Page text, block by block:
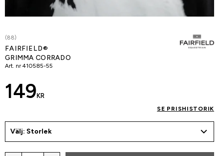
(88)
FAIRFIELD®
GRIMMA CORRADO
Art. nr 410585-55
149 KR
SE PRISHISTORIK
Välj: Storlek